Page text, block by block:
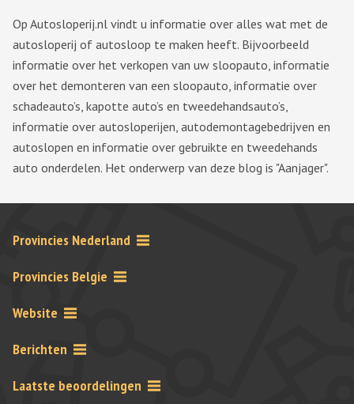
Op Autosloperij.nl vindt u informatie over alles wat met de
autosloperij of autosloop te maken heeft. Bijvoorbeeld
informatie over het verkopen van uw sloopauto, informatie
over het demonteren van een sloopauto, informatie over
schadeauto’s, kapotte auto’s en tweedehandsauto’s,
informatie over autosloperijen, autodemontagebedrijven en
autoslopen en informatie over gebruikte en tweedehands
auto onderdelen. Het onderwerp van deze blog is "Aanjager".
Provincies Nederland
Provincies Belgie
Website
Berichten
Laatste beoordelingen